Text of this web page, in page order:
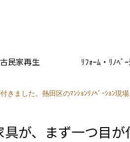
古民家再生 ﾘﾌｫｰﾑ・ﾘﾉﾍﾞ
きました。熱田区のﾏﾝｼｮﾝﾘﾉﾍﾞｰｼｮﾝ現場
が、まず一つ目